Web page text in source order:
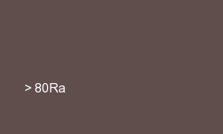
> 80Ra